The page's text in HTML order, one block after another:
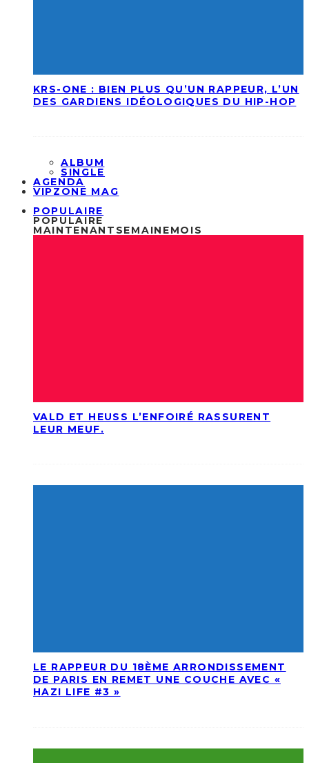
KRS-ONE : BIEN PLUS QU’UN RAPPEUR, L’UN
DES GARDIENS IDÉOLOGIQUES DU HIP-HOP
ALBUM
SINGLE
AGENDA
VIPZONE MAG
POPULAIRE
POPULAIRE
MAINTENANT SEMAINEMOIS
VALD ET HEUSS L’ENFOIRÉ RASSURENT
LEUR MEUF.
LE RAPPEUR DU 18ÈME ARRONDISSEMENT
DE PARIS EN REMET UNE COUCHE AVEC «
HAZI LIFE #3 »